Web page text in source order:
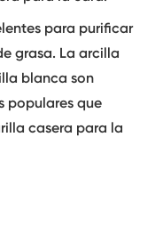
para purificar
grasa. La arcilla
blanca son
populares que
casera para la